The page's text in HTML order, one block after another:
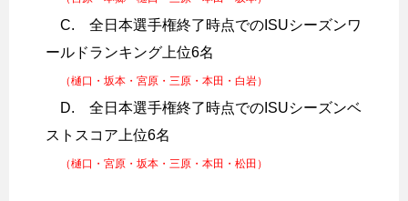
C. 全日本選手権終了時点でのISUシーズンワ
ールドランキング上位6名
（樋口・坂本・宮原・三原・本田・白岩）
D. 全日本選手権終了時点でのISUシーズンベ
ストスコア上位6名
（樋口・宮原・坂本・三原・本田・松田）